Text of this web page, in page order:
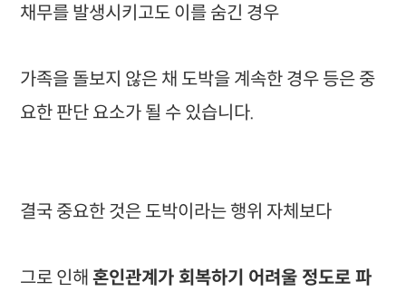
채무를 발생시키고도 이를 숨긴 경우
가족을 돌보지 않은 채 도박을 계속한 경우 등은 중
요한 판단 요소가 될 수 있습니다.
결국 중요한 것은 도박이라는 행위 자체보다
그로 인해혼인관계가 회복하기 어려울 정도로 파